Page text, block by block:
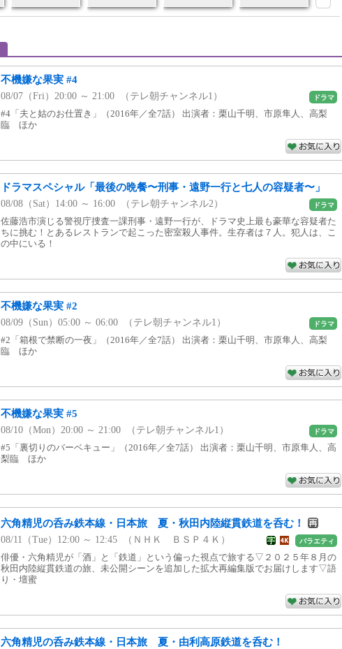
不機嫌な果実 #4
08/07（Fri）20:00 ～ 21:00 （テレ朝チャンネル1） ドラマ
#4「夫と姑のお仕置き」（2016年／全7話） 出演者：栗山千明、市原隼人、高梨
臨 ほか
ドラマスペシャル「最後の晩餐〜刑事・遠野一行と七人の容疑者〜」
08/08（Sat）14:00 ～ 16:00 （テレ朝チャンネル2） ドラマ
佐藤浩市演じる警視庁捜査一課刑事・遠野一行が、ドラマ史上最も豪華な容疑者た
ちに挑む！とあるレストランで起こった密室殺人事件。生存者は７人。犯人は、こ
の中にいる！
不機嫌な果実 #2
08/09（Sun）05:00 ～ 06:00 （テレ朝チャンネル1） ドラマ
#2「箱根で禁断の一夜」（2016年／全7話） 出演者：栗山千明、市原隼人、高梨
臨 ほか
不機嫌な果実 #5
08/10（Mon）20:00 ～ 21:00 （テレ朝チャンネル1） ドラマ
#5「裏切りのバーベキュー」（2016年／全7話） 出演者：栗山千明、市原隼人、高
梨臨 ほか
六角精児の呑み鉄本線・日本旅 夏・秋田内陸縦貫鉄道を呑む！
08/11（Tue）12:00 ～ 12:45 （ＮＨＫ ＢＳＰ４Ｋ） バラエティ
俳優・六角精児が「酒」と「鉄道」という偏った視点で旅する▽２０２５年８月の
秋田内陸縦貫鉄道の旅、未公開シーンを追加した拡大再編集版でお届けします▽語
り・壇蜜
六角精児の呑み鉄本線・日本旅 夏・由利高原鉄道を呑む！